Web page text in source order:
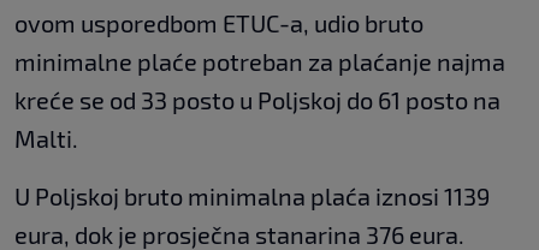
ovom usporedbom ETUC-a, udio bruto
minimalne plaće potreban za plaćanje najma
kreće se od 33 posto u Poljskoj do 61 posto na
Malti.
U Poljskoj bruto minimalna plaća iznosi 1139
eura, dok je prosječna stanarina 376 eura.